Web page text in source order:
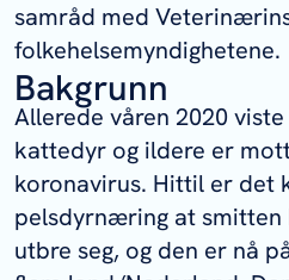
samråd med
folkehelsemyndighetene.
Bakgrunn
Allerede våren 2020
kattedyr og ildere er
koronavirus. Hittil er det
pelsdyrnæring at smitten
utbre seg, og den er nå